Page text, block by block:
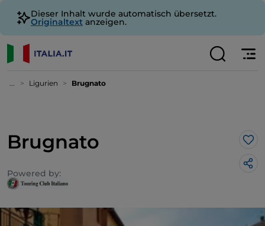
Dieser Inhalt wurde automatisch übersetzt.
Originaltext anzeigen.
... Ligurien Brugnato
Brugnato
Powered by: